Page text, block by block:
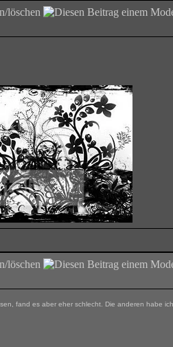
fand es aber eher schlecht. Die anderen habe